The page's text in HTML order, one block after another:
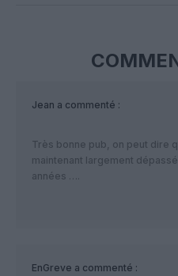
Jean a commenté :
Très bonne pub, on peut dire
maintenant largement
années ….
EnGreve a commenté :